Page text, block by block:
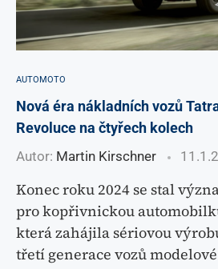
AUTOMOTO
Nová éra nákladních vozů
Revoluce na čtyřech kolech
Autor: Martin Kirschner
Konec roku 2024 se stal
pro kopřivnickou
která zahájila sériovou
třetí generace vozů